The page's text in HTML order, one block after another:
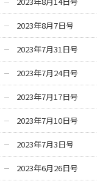
2023年8月7日号
2023年7月31日号
2023年7月24日号
2023年7月17日号
2023年7月10日号
2023年7月3日号
2023年6月26日号